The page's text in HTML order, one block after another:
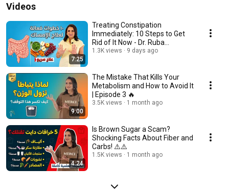
Videos
7:25
Treating Constipation
Immediately: 10 Steps to Get
Rid of It Now - Dr. Ruba
Musharbash
1.3K views 9 days ago
9:00
The Mistake That Kills Your
Metabolism and How to Avoid It
| Episode 3 🔥
3.5K views 1 month ago
4:24
Is Brown Sugar a Scam?
Shocking Facts About Fiber and
Carbs! ⚠️⚠️
1.5K views 1 month ago